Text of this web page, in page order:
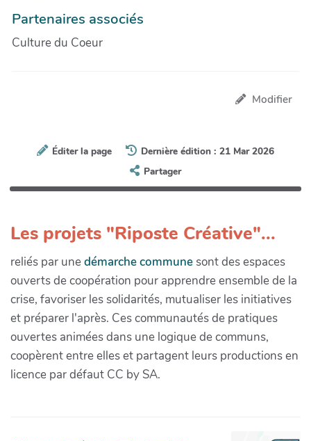
Partenaires associés
Culture du Coeur
Modifier
Éditer la page
Dernière édition : 21 Mar 2026
Partager